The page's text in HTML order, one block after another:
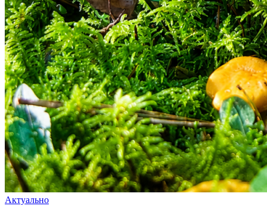
Актуально